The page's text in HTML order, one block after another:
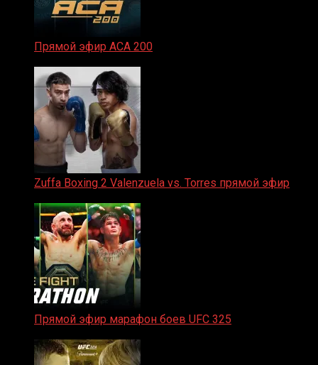
Прямой эфир ACA 200
Zuffa Boxing 2 Valenzuela vs. Torres прямой эфир
Прямой эфир марафон боев UFC 325